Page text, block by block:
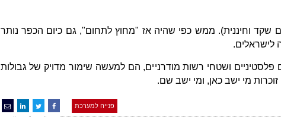
שקד וחיננית). ממש כפי שהיה אז "מחוץ לתחום", גם כיום הכפר נותר
לישראלים.
ושטחי רשות מודרניים, הם למעשה שימור מדויק של גבולות
מי ישב כאן, ומי ישב שם.
פנייה למערכת